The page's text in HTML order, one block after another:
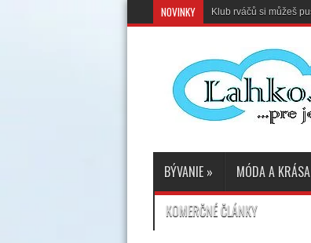
NOVINKY Klub rváčů si můžeš
BÝVANIE » MÓDA A KRÁSA
KOMERČNÉ ČLÁNKY